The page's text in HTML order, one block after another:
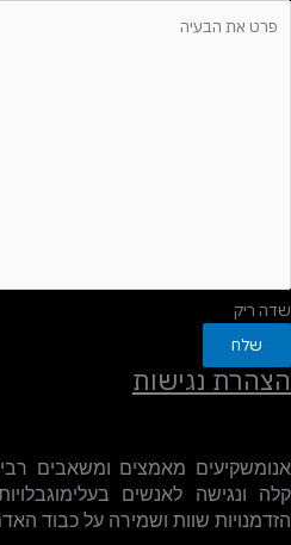
שדה ריק
שלח
הצהרת נגישות
אנומשקיעים מאמצים ומשאבים
קלה ונגישה לאנשים
הזדמנויות שוות ושמירה על כבוד האדם